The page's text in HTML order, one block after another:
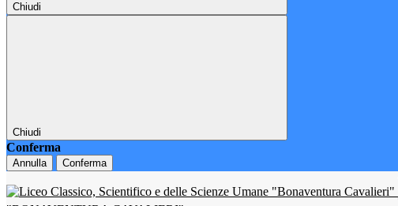
Chiudi
Chiudi
Conferma
Annulla Conferma